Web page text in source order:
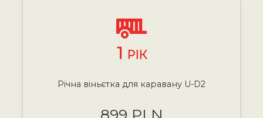
1 РІК
Річна віньєтка для каравану U-D2
899 PLN